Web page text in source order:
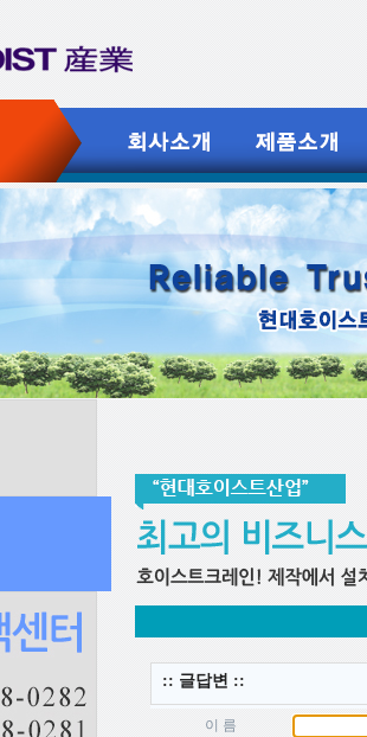
:: 글답변 ::
이 름